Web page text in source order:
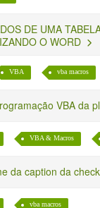
DE UMA
O WORD
VBA vba macros
VBA da
VBA & Macros
da caption da
vba macros